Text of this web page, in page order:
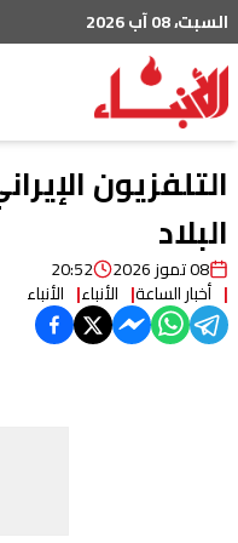
السبت، 08 آب 2026
البلاد
08 تموز 2026 20:52
أخبار الساعة الأنباء الأنباء